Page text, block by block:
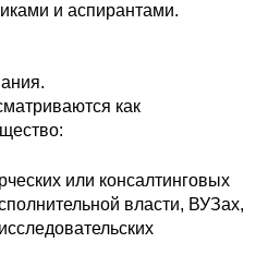
промышленного
Климатического
и аспирантами.
как
или консалтинговых
власти, ВУЗах,